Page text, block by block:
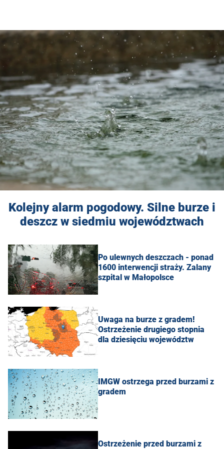
Kolejny alarm pogodowy. Silne burze i
deszcz w siedmiu województwach
Po ulewnych deszczach - ponad
1600 interwencji straży. Zalany
szpital w Małopolsce
Uwaga na burze z gradem!
Ostrzeżenie drugiego stopnia
dla dziesięciu województw
IMGW ostrzega przed burzami z
gradem
Ostrzeżenie przed burzami z